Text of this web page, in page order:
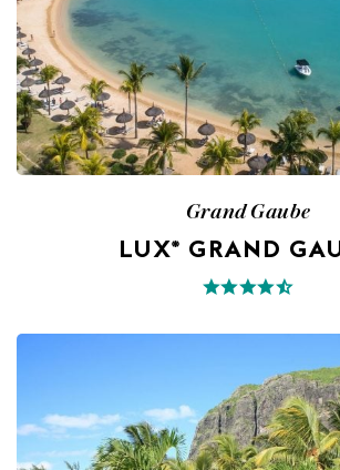
Grand Gaube
LUX* GRAND